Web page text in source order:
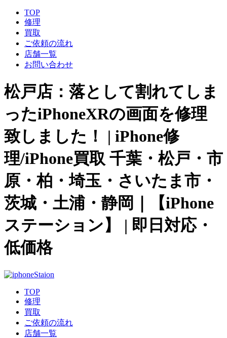
TOP
修理
買取
ご依頼の流れ
店舗一覧
お問い合わせ
松戸店：落として割れてしま
ったiPhoneXRの画面を修理
致しました！ | iPhone修
理/iPhone買取 千葉・松戸・市
原・柏・埼玉・さいたま市・
茨城・土浦・静岡｜【iPhone
ステーション】 | 即日対応・
低価格
TOP
修理
買取
ご依頼の流れ
店舗一覧